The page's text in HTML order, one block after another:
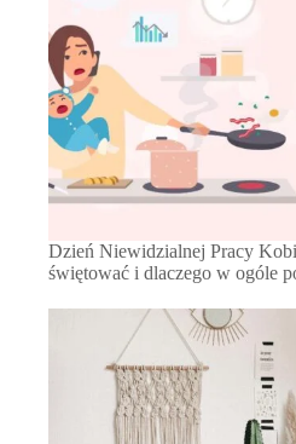
Dzień Niewidzialnej Pracy
świętować i dlaczego w ogóle